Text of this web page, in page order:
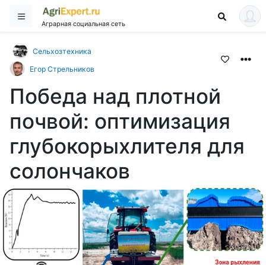
Аграрная социальная сеть
Сельхозтехника
Егор Стрельников
Победа над плотной
почвой: оптимизация
глубокорыхлителя для
солончаков